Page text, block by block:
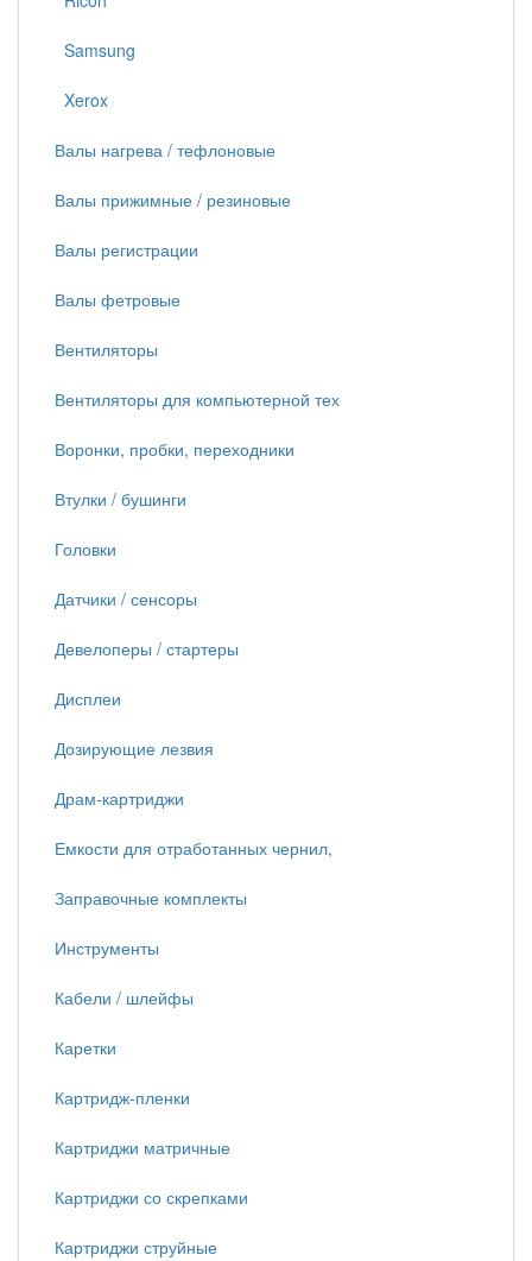
Samsung
Xerox
Валы нагрева / тефлоновые
Валы прижимные / резиновые
Валы регистрации
Валы фетровые
Вентиляторы
Вентиляторы для компьютерной тех
Воронки, пробки, переходники
Втулки / бушинги
Головки
Датчики / сенсоры
Девелоперы / стартеры
Дисплеи
Дозирующие лезвия
Драм-картриджи
Емкости для отработанных чернил,
Заправочные комплекты
Инструменты
Кабели / шлейфы
Каретки
Картридж-пленки
Картриджи матричные
Картриджи со скрепками
Картриджи струйные